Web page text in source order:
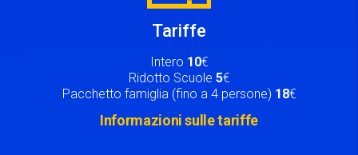
Tariffe
Intero 10€
Ridotto Scuole 5€
Pacchetto famiglia (fino a 4 persone) 18€
Informazioni sulle tariffe